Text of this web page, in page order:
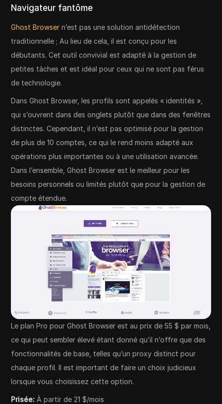
Navigateur fantôme
Ghost Browser n’est pas une solution antidétection
traditionnelle ; Au lieu de cela, il est conçu pour les
débutants. Cet outil convivial est adapté à la gestion de
petites tâches et est idéal pour ceux qui ne sont pas férus
de technologie.
Dans Ghost Browser, les profils sont appelés « identités »,
qui s’ouvrent dans des onglets plutôt que dans des fenêtres
distinctes. Cependant, il n’est pas optimisé pour la gestion
de plus de 10 comptes, ce qui le rend moins adapté aux
opérations plus importantes ou à une utilisation avancée.
Dans l’ensemble, Ghost Browser est le meilleur pour les
besoins personnels ou limités plutôt que pour la gestion de
compte étendue.
Le plan Pro pour Ghost Browser est au prix de 55 $ par mois,
ce qui peut sembler élevé étant donné qu’il n’offre que des
fonctionnalités de base, telles qu’un proxy distinct pour
chaque profil. Il est important de faire un choix judicieux
lorsque vous choisissez cette option.
Prisée: À partir de 21 $/mois